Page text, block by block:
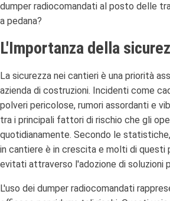
dumper radiocomandati al posto delle
a pedana?
L'Importanza della
La sicurezza nei cantieri è una priorità
azienda di costruzioni. Incidenti come
polveri pericolose, rumori assordanti e
tra i principali fattori di rischio che gli
quotidianamente. Secondo le
in cantiere è in crescita e molti di questi
evitati attraverso l'adozione di soluzioni
L'uso dei dumper radiocomandati